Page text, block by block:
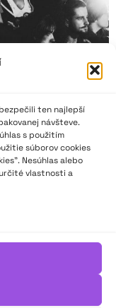
ten najlepší
návšteve.
s použitím
súborov cookies
Nesúhlas alebo
vlastnosti a
podtitul
účasťou“ a
Hájoch sa na
a
by sa mohol
na sieťovanie.